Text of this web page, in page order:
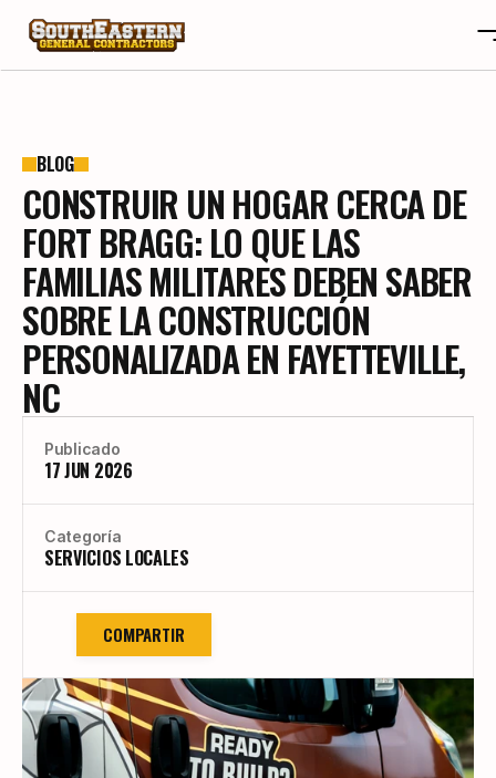
OTA
PROYECTOS
PROYECTOS
RESEÑAS
RESEÑAS
BLOGS
BLOGS
CAREERS
CAREERS
CONTACTO
CONTACTO
BLOG
CONSTRUIR UN HOGAR CERCA DE
FORT BRAGG: LO QUE LAS
FAMILIAS MILITARES DEBEN SABER
SOBRE LA CONSTRUCCIÓN
PERSONALIZADA EN FAYETTEVILLE,
NC
Publicado
17 JUN 2026
Categoría
SERVICIOS LOCALES
COMPARTIR